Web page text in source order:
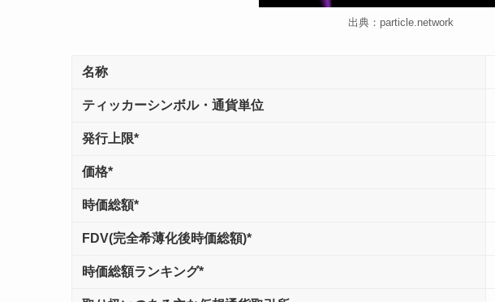
出典：particle.network
名称
ティッカーシンボル・通貨単位
発行上限*
価格*
時価総額*
FDV(完全希薄化後時価総額)*
時価総額ランキング*